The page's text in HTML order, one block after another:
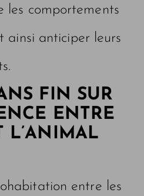
les comportements
ainsi anticiper leurs
FIN SUR
ENTRE
L’ANIMAL
entre les